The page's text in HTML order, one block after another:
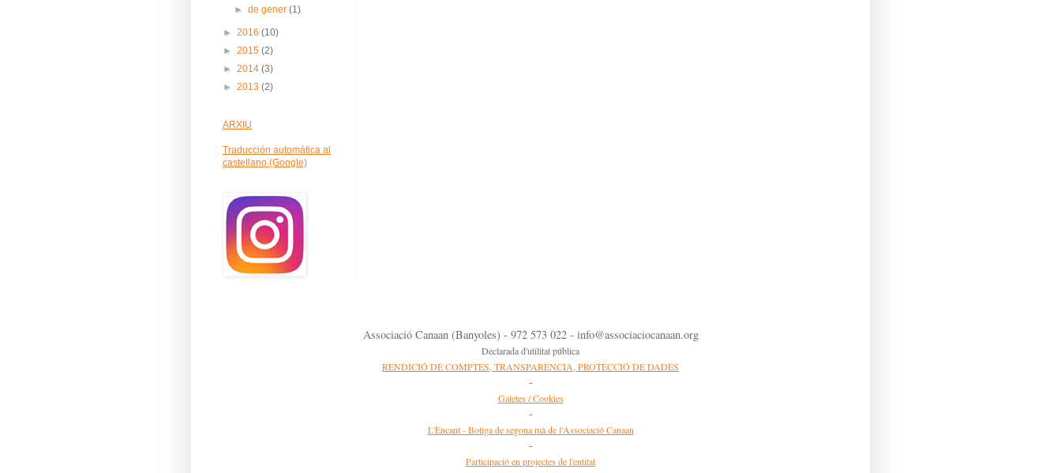
►de gener(1)
► 2016 (10)
► 2015 (2)
► 2014 (3)
► 2013 (2)
ARXIU
Traducción automática al
castellano (Google)
Associació Canaan (Banyoles) - 972 573 022 - info@associaciocanaan.org
Declarada d'utilitat pública
RENDICIÓ DE COMPTES, TRANSPARÈNCIA, PROTECCIÓ DE DADES
-
Galetes / Cookies
-
L'Encant - Botiga de segona mà de l'Associació Canaan
-
Participació en projectes de l'entitat